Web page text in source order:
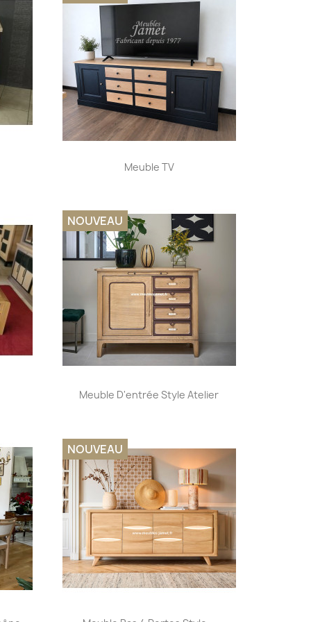
Aperçu rapide
Meuble TV
Aperçu rapide
Meuble D'entrée Style Atelier
NOUVEAU
NOUVEAU